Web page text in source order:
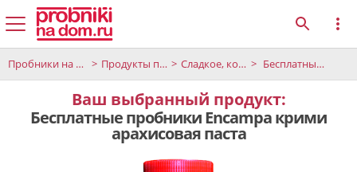
Пробники на дом Продукты питания и напитки Сладкое, конфеты и десерты Бесплатные пробники Encampa крими арахисовая паста
Ваш выбранный продукт:
Бесплатные пробники Encampa крими
арахисовая паста